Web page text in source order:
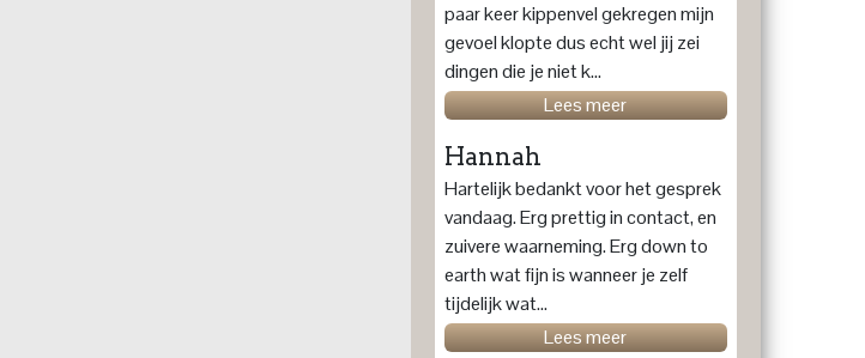
paar keer kippenvel gekregen mijn
gevoel klopte dus echt wel jij zei
dingen die je niet k...
Lees meer
Hannah
Hartelijk bedankt voor het gesprek
vandaag. Erg prettig in contact, en
zuivere waarneming. Erg down to
earth wat fijn is wanneer je zelf
tijdelijk wat...
Lees meer